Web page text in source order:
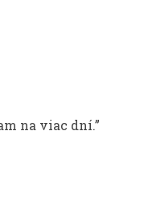
na viac dní.”